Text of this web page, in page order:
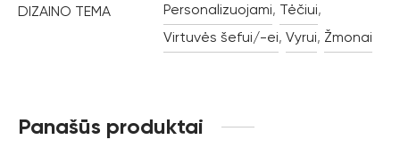
DIZAINO TEMA
Personalizuojami, Tėčiui,
Virtuvės šefui/-ei, Vyrui, Žmonai
Panašūs produktai